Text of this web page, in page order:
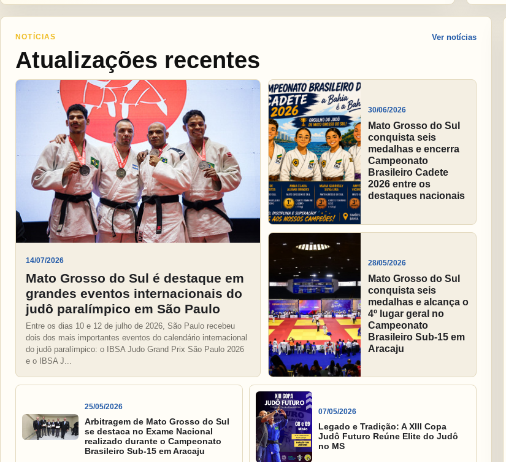
NOTÍCIAS
Atualizações recentes
Ver notícias
14/07/2026
Mato Grosso do Sul é destaque em
grandes eventos internacionais do
judô paralímpico em São Paulo
Entre os dias 10 e 12 de julho de 2026, São Paulo recebeu
dois dos mais importantes eventos do calendário internacional
do judô paralímpico: o IBSA Judo Grand Prix São Paulo 2026
e o IBSA J...
30/06/2026
Mato Grosso do Sul
conquista seis
medalhas e encerra
Campeonato
Brasileiro Cadete
2026 entre os
destaques nacionais
28/05/2026
Mato Grosso do Sul
conquista seis
medalhas e alcança o
4º lugar geral no
Campeonato
Brasileiro Sub-15 em
Aracaju
25/05/2026
Arbitragem de Mato Grosso do Sul
se destaca no Exame Nacional
realizado durante o Campeonato
Brasileiro Sub-15 em Aracaju
07/05/2026
Legado e Tradição: A XIII Copa
Judô Futuro Reúne Elite do Judô
no MS